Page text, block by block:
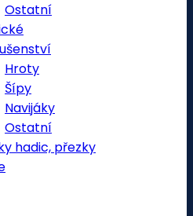
Ostatní
Hroty
Šípy
Navijáky
Ostatní
hadic, přezky